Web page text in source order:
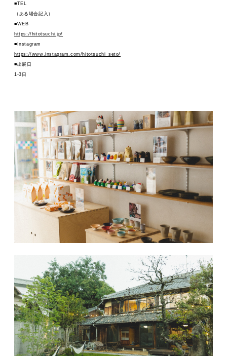
■TEL
（ある場合記入）
■WEB
https://hitotsuchi.jp/
■ Instagram
https://www.instagram.com/hitotsuchi_seto/
■出展日
1-3日